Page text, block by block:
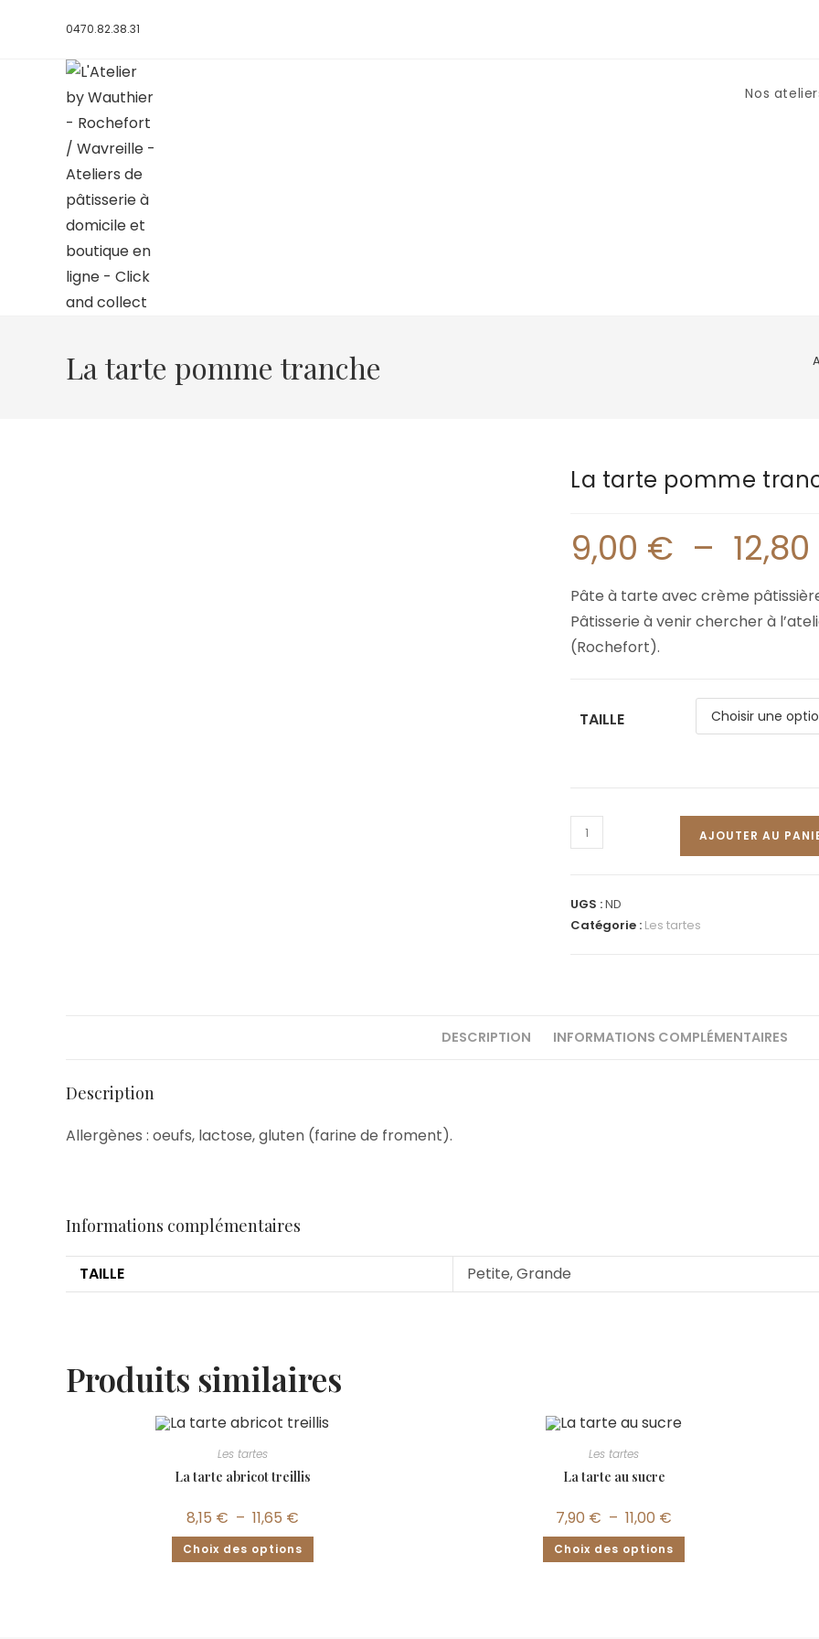
0470.82.38.31
Nos
La tarte pomme tranche
La tarte pomme
9,00 € – 12,80
Pâte à tarte avec crème
Pâtisserie à venir chercher à
(Rochefort).
TAILLE
AJOUTER AU
UGS :ND
Catégorie : Les tartes
DESCRIPTION INFORMATIONS COMPLÉMENTAIRES
Description
Allergènes : oeufs, lactose, gluten (farine de froment).
Informations complémentaires
TAILLE Petite, Grande
Produits similaires
Les tartes
La tarte abricot treillis
8,15 € – 11,65 €
Choix des options
Les tartes
La tarte au sucre
7,90 € – 11,00 €
Choix des options